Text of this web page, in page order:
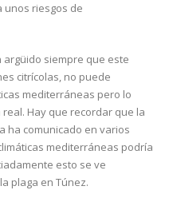
unos riesgos de
siempre que este
citrícolas, no puede
mediterráneas pero lo
Hay que recordar que la
ha comunicado en varios
mediterráneas podría
esto se ve
plaga en Túnez.